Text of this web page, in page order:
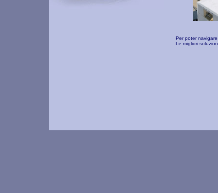
Per poter
Le migliori